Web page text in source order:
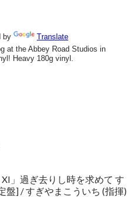
」過ぎ去りし時を求めて す
盤] / すぎやまこういち (指揮)